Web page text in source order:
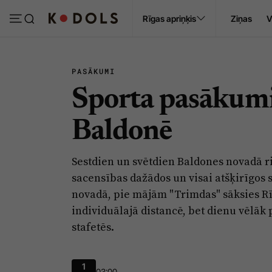
Rīgas apriņķis Ziņas
PASĀKUMI
Sporta
Baldonē
Sestdien un svētdien Baldones
sacensības dažādos un visai atšķirīgos
novadā, pie mājām "Trimdas" sāksies
individuālajā distancē, bet dienu vēlāk
stafetēs.
1